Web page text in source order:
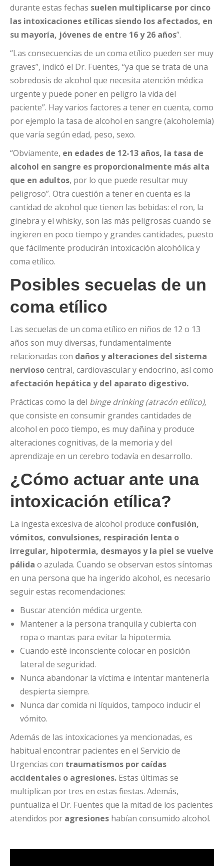
durante estas fechas suelen multiplicarse por cinco
las intoxicaciones etílicas siendo los afectados, en
su mayoría, jóvenes de entre 16 y 26 años”.
“Las consecuencias de un coma etílico pueden ser muy
graves”, indicó el Dr. Fuentes, “ya que se trata de una
sobredosis de alcohol que necesita atención médica
urgente y puede poner en peligro la vida del
paciente”. Hay varios factores a tener en cuenta, como
por ejemplo la tasa de alcohol en sangre (alcoholemia)
que varía según edad, peso, sexo.
“Obviamente, en edades de 12-13 años, la tasa de
alcohol en sangre es proporcionalmente más alta
que en adultos, por lo que puede resultar muy
peligroso”. Otra cuestión a tener en cuenta es la
cantidad de alcohol que tienen las bebidas: el ron, la
ginebra y el whisky, son las más peligrosas cuando se
ingieren en poco tiempo y grandes cantidades, puesto
que fácilmente producirán intoxicación alcohólica y
coma etílico.
Posibles secuelas de un
coma etílico
Las secuelas de un coma etílico en niños de 12 o 13
años son muy diversas, fundamentalmente
relacionadas con daños y alteraciones del sistema
nerviosocentral, cardiovascular y endocrino, así como
afectación hepática y del aparato digestivo.
Prácticas como la del binge drinking (atracón etílico),
que consiste en consumir grandes cantidades de
alcohol en poco tiempo, es muy dañina y produce
alteraciones cognitivas, de la memoria y del
aprendizaje en un cerebro todavía en desarrollo.
¿Cómo actuar ante una
intoxicación etílica?
La ingesta excesiva de alcohol produce confusión,
vómitos, convulsiones, respiración lenta o
irregular, hipotermia, desmayos y la piel se vuelve
pálida o azulada. Cuando se observan estos síntomas
en una persona que ha ingerido alcohol, es necesario
seguir estas recomendaciones:
Buscar atención médica urgente.
Mantener a la persona tranquila y cubierta con
ropa o mantas para evitar la hipotermia.
Cuando esté inconsciente colocar en posición
lateral de seguridad.
Nunca abandonar la víctima e intentar mantenerla
despierta siempre.
Nunca dar comida ni líquidos, tampoco inducir el
vómito.
Además de las intoxicaciones ya mencionadas, es
habitual encontrar pacientes en el Servicio de
Urgencias con traumatismos por caídas
accidentales o agresiones. Estas últimas se
multiplican por tres en estas fiestas. Además,
puntualiza el Dr. Fuentes que la mitad de los pacientes
atendidos por agresiones habían consumido alcohol.